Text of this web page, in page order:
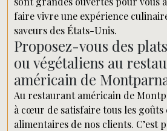
faire vivre une expérience
saveurs des États-Unis.
Proposez-vous des
ou végétaliens au
américain de
Au restaurant américain de
à cœur de satisfaire tous les goûts
alimentaires de nos clients. C’est